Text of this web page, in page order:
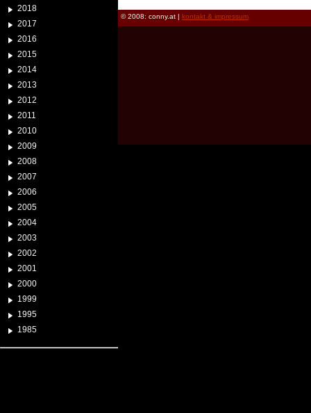
2018
2017
2016
2015
2014
2013
2012
2011
2010
2009
2008
2007
2006
2005
2004
2003
2002
2001
2000
1999
1995
1985
© 2008: conny.at | kontakt & impressum